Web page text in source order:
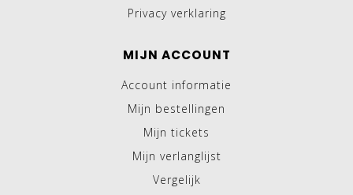
Privacy verklaring
MIJN ACCOUNT
Account informatie
Mijn bestellingen
Mijn tickets
Mijn verlanglijst
Vergelijk